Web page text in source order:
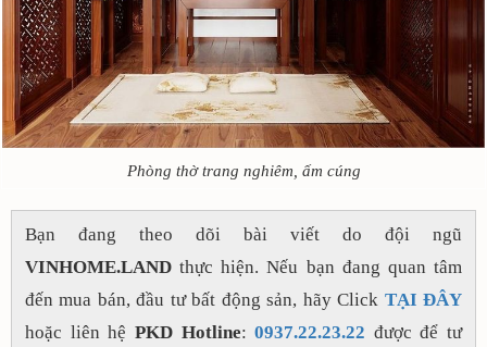
Phòng thờ trang nghiêm, ấm cúng
Bạn đang theo dõi bài viết do đội ngũ
VINHOME.LAND thực hiện. Nếu bạn đang quan tâm
đến mua bán, đầu tư bất động sản, hãy Click TẠI ĐÂY
hoặc liên hệ PKD Hotline:0937.22.23.22 được để tư